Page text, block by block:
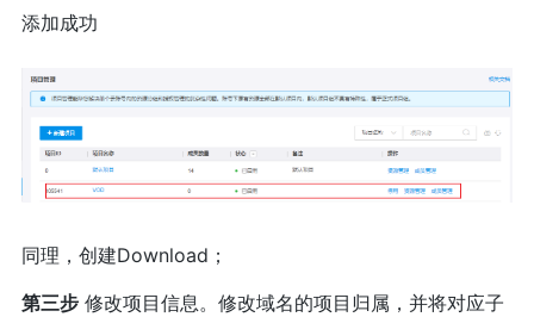
添加成功
同理，创建Download；
第三步修改项目信息。修改域名的项目归属，并将对应子